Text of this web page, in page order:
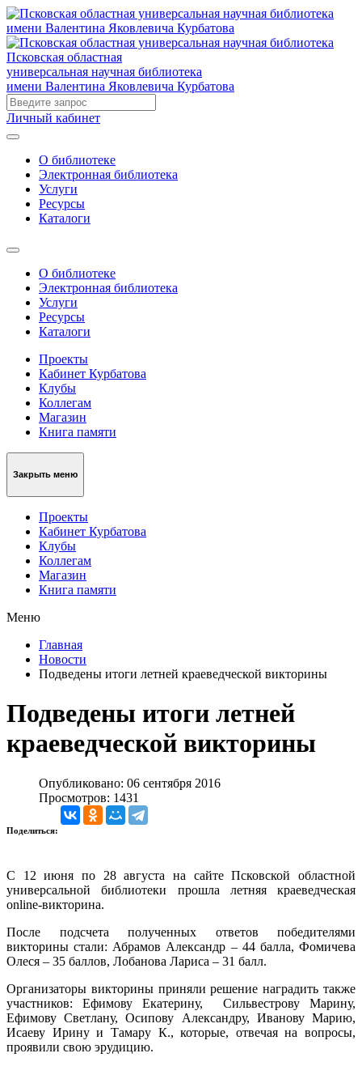
Псковская областная
универсальная научная библиотека
имени Валентина Яковлевича Курбатова
Личный кабинет
О библиотеке
Электронная библиотека
Услуги
Ресурсы
Каталоги
О библиотеке
Электронная библиотека
Услуги
Ресурсы
Каталоги
Проекты
Кабинет Курбатова
Клубы
Коллегам
Магазин
Книга памяти
Закрыть меню
Проекты
Кабинет Курбатова
Клубы
Коллегам
Магазин
Книга памяти
Меню
Главная
Новости
Подведены итоги летней краеведческой викторины
Подведены итоги летней
краеведческой викторины
Опубликовано: 06 сентября 2016
Просмотров: 1431
Поделиться:
С 12 июня по 28 августа на сайте Псковской областной
универсальной библиотеки прошла летняя краеведческая
online-викторина.
После подсчета полученных ответов победителями
викторины стали: Абрамов Александр – 44 балла, Фомичева
Олеся – 35 баллов, Лобанова Лариса – 31 балл.
Организаторы викторины приняли решение наградить также
участников: Ефимову Екатерину, Сильвестрову Марину,
Ефимову Светлану, Осипову Александру, Иванову Марию,
Исаеву Ирину и Тамару К., которые, отвечая на вопросы,
проявили свою эрудицию.